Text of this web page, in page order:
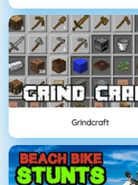
Grindcraft